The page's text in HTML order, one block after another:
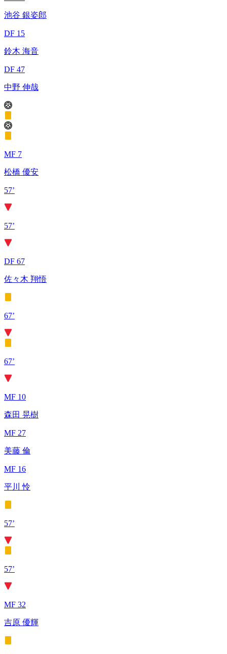
池谷 銀姿郎
DF 15
鈴木 海音
DF 47
中野 伸哉
MF 7
松橋 優安
57’
57’
DF 67
佐々木 翔悟
67’
67’
MF 10
森田 晃樹
MF 27
美藤 倫
MF 16
平川 怜
57’
57’
MF 32
吉原 優輝